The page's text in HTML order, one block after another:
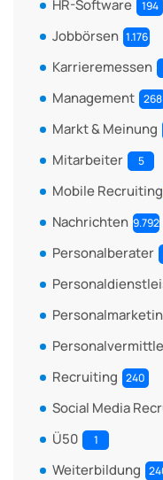
HR-Software 194
Jobbörsen 1.176
Karrieremessen
Management 268
Markt & Meinung
Mitarbeiter 5
Mobile Recruiting
Nachrichten 9.792
Personalberater
Recruiting 240
Social Media
Ü50 1
Weiterbildung